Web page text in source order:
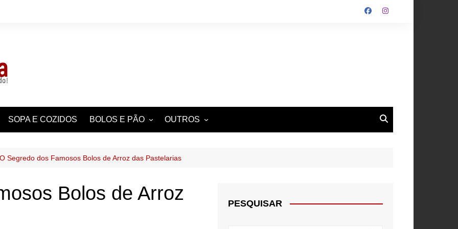
SOPA E COZIDOS BOLOS E PÃO OUTROS
POR REGIÃO
ENTRADAS E
ACOMPANHAMENTOS
O Segredo dos Famosos Bolos de Arroz das Pastelarias
Bolos de Arroz
PESQUISAR